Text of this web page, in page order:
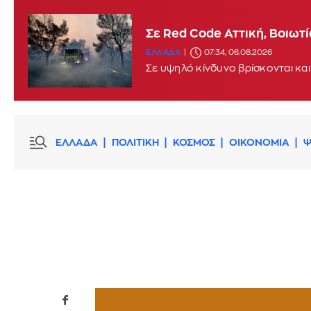
Σε Red Code Αττική,
ΕΛΛΑΔΑ 07:34, 06.08.2026
Σε υψηλό κίνδυνο βρίσκονται
ΕΛΛΑΔΑ ΠΟΛΙΤΙΚΗ ΚΟΣΜΟΣ ΟΙΚΟΝΟΜΙΑ